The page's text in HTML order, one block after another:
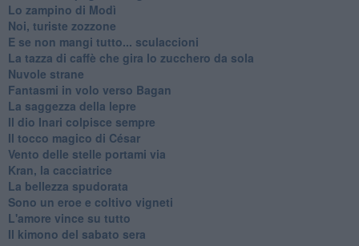
Lo zampino di Modì
Noi, turiste zozzone
E se non mangi tutto... sculaccioni
La tazza di caffè che gira lo zucchero da sola
Nuvole strane
Fantasmi in volo verso Bagan
La saggezza della lepre
Il dio Inari colpisce sempre
Il tocco magico di César
Vento delle stelle portami via
Kran, la cacciatrice
La bellezza spudorata
Sono un eroe e coltivo vigneti
L'amore vince su tutto
Il kimono del sabato sera